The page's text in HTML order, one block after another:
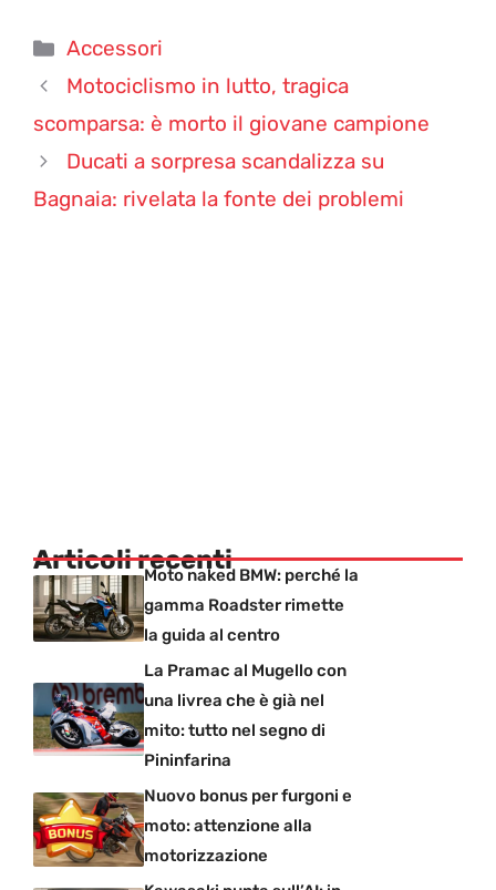
Categorie
Accessori
Motociclismo in lutto, tragica
scomparsa: è morto il giovane campione
Ducati a sorpresa scandalizza su
Bagnaia: rivelata la fonte dei problemi
Articoli recentiMoto naked BMW: perché la
gamma Roadster rimette
la guida al centro
La Pramac al Mugello con
una livrea che è già nel
mito: tutto nel segno di
Pininfarina
Nuovo bonus per furgoni e
moto: attenzione alla
motorizzazione